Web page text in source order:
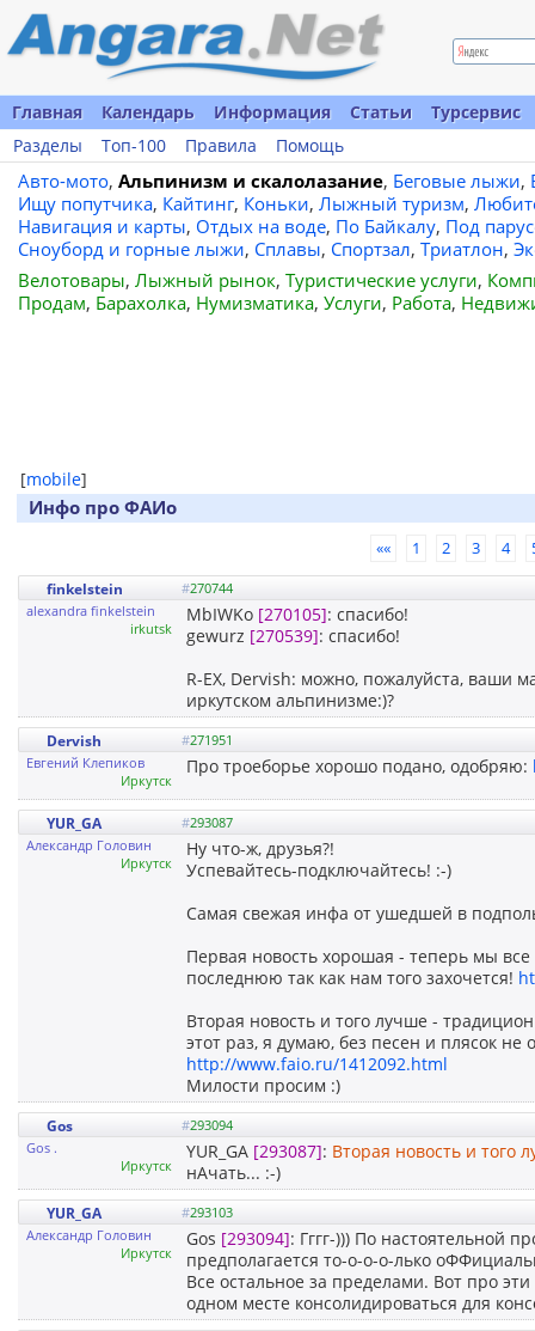
Главная Календарь Информация Статьи
Турсервис
Разделы
Топ-100 Правила Помощь
Авто-мото, Альпинизм и скалолазание, Беговые лыжи,
Ищу попутчика, Кайтинг, Коньки, Лыжный туризм,
Навигация и карты, Отдых на воде, По Байкалу, Под
Сноуборд и горные лыжи, Сплавы, Спортзал, Триатлон,
Велотовары, Лыжный рынок, Туристические услуги,
Продам, Барахолка, Нумизматика, Услуги, Работа,
[mobile]
Инфо про ФАИо
«« 1 2 3 4
finkelstein #270744
alexandra finkelstein
irkutsk
MbIWKo [270105]: спасибо!
gewurz [270539]: спасибо!
R-EX, Dervish: можно, пожалуйста, ваши
иркутском альпинизме:)?
Dervish #271951
Евгений Клепиков
Иркутск
Про троеборье хорошо подано, одобряю:
YUR_GA #293087
Александр Головин
Иркутск
Ну что-ж, друзья?!
Успевайтесь-подключайтесь! :-)
Самая свежая инфа от ушедшей в
Первая новость хорошая - теперь мы
последнюю так как нам того захочется!
Вторая новость и того лучше -
этот раз, я думаю, без песен и плясок не
http://www.faio.ru/1412092.html
Милости просим :)
Gos #293094
Gos .
Иркутск
YUR_GA [293087]: Вторая новость и того
нАчать... :-)
YUR_GA #293103
Александр Головин
Иркутск
Gos [293094]: Гггг-))) По настоятельной
предполагается то-о-о-о-лько
Все остальное за пределами. Вот про
одном месте консолидироваться для